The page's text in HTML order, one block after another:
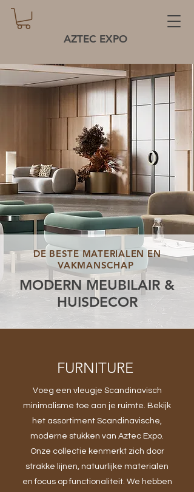
AZTEC EXPO
DE BESTE MATERIALEN EN
VAKMANSCHAP
MODERN MEUBILAIR &
HUISDECOR
FURNITURE
Voeg een vleugje Scandinavisch
minimalisme toe aan je ruimte. Bekijk
het assortiment Scandinavische,
moderne stukken van Aztec Expo.
Onze collectie kenmerkt zich door
strakke lijnen, natuurlijke materialen
en focus op functionaliteit. We hebben